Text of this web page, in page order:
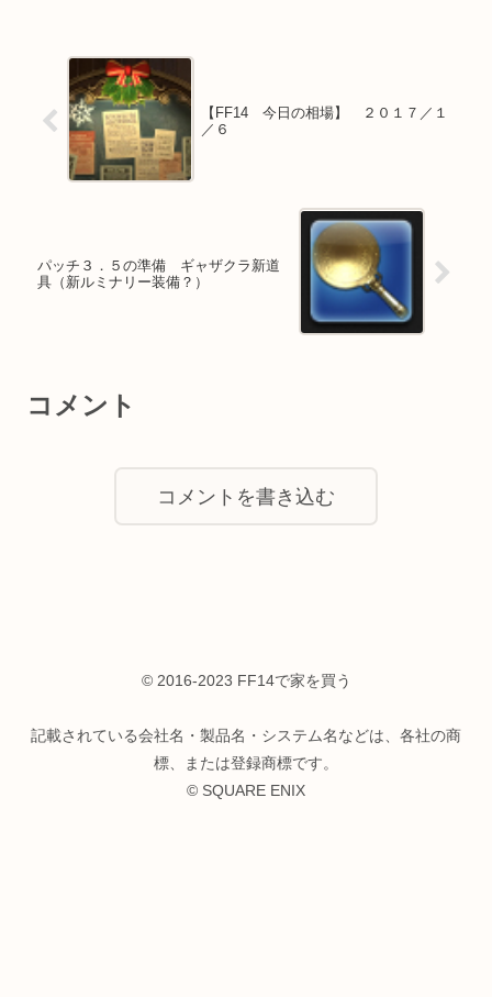
【FF14 今日の相場】 ２０１７／１
／６
パッチ３．５の準備 ギャザクラ新道
具（新ルミナリー装備？）
コメント
コメントを書き込む
© 2016-2023 FF14で家を買う
記載されている会社名・製品名・システム名などは、各社の商
標、または登録商標です。
© SQUARE ENIX